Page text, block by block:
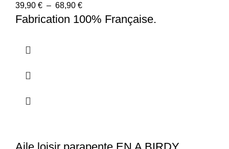
39,90 € – 68,90 €
Fabrication 100% Française.